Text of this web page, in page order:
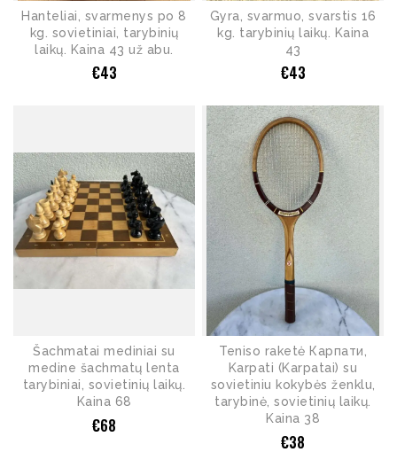
Hanteliai, svarmenys po 8
kg. sovietiniai, tarybinių
laikų. Kaina 43 už abu.
€43
Gyra, svarmuo, svarstis 16
kg. tarybinių laikų. Kaina
43
€43
Šachmatai mediniai su
medine šachmatų lenta
tarybiniai, sovietinių laikų.
Kaina 68
€68
Teniso raketė Карпати,
Karpati (Karpatai) su
sovietiniu kokybės ženklu,
tarybinė, sovietinių laikų.
Kaina 38
€38